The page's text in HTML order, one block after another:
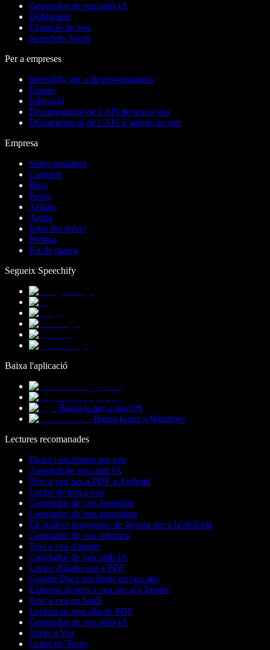
Generador de veu amb IA
Doblament
Clonació de veu
Speechify Work
Per a empreses
Speechify per a desenvolupadors
Equips
Educació
Documentació de l’API de text a veu
Documentació de l’API d’agents de veu
Empresa
Sobre nosaltres
Contacte
Blog
Feina
Afiliats
Ajuda
Estat del servei
Premsa
Kit de marca
Segueix Speechify
Baixa l'aplicació
Baixa-la per a macOS
Baixa-la per a Windows
Lectures recomanades
Dictat i escriptura per veu
Assistent de veu amb IA
Text a veu per a PDF a Android
Lector de text a veu
Generador de veu femenina
Generador de veu masculina
Els millors programes de lectura per a la dislèxia
Generador de veu robòtica
Text a veu d'anime
Canviador de veu amb IA
Lector d'àudio per a PDF
Google Docs pot llegir en veu alta
Extensió de text a veu per al Chrome
Text a veu en hindi
Lectura en veu alta de PDF
Generador de veu amb IA
Texto a Voz
Leitor de Texto